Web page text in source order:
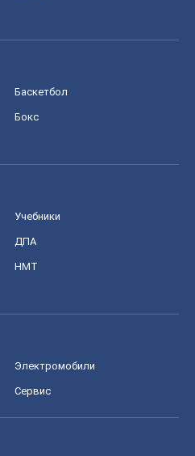
Баскетбол
Бокс
Учебники
ДПА
НМТ
Электромобили
Сервис